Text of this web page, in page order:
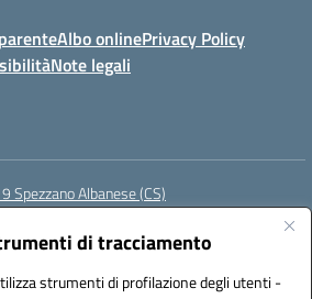
di tracciamento
strumenti di profilazione degli utenti -
Albo onlinePrivacy Policy
Note legali
Spezzano Albanese (CS)
(PEC):csic878003@pec.istruzione.it